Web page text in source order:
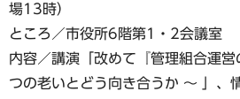
場13時）
ところ／市役所6階第1・2会議室
内容／講演「改めて『管理組合運
つの老いとどう向き合うか 〜 」、